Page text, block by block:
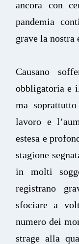
ancora con
pandemia
grave la nostra
Causano
obbligatoria e
ma
lavoro e
estesa e
stagione
in molti
registrano
sfociare a
numero dei
strage alla